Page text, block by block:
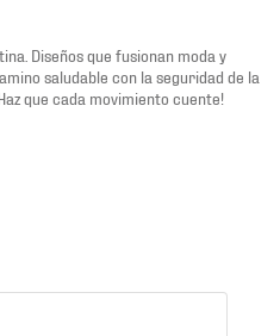
Diseños que fusionan moda y
saludable con la seguridad de la
que cada movimiento cuente!